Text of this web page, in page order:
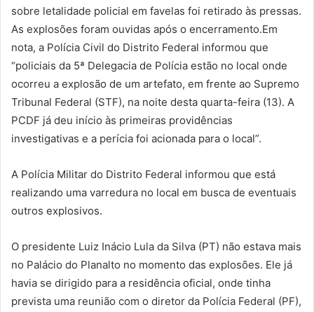
sobre letalidade policial em favelas foi retirado às pressas.
As explosões foram ouvidas após o encerramento.Em
nota, a Polícia Civil do Distrito Federal informou que
“policiais da 5ª Delegacia de Polícia estão no local onde
ocorreu a explosão de um artefato, em frente ao Supremo
Tribunal Federal (STF), na noite desta quarta-feira (13). A
PCDF já deu início às primeiras providências
investigativas e a perícia foi acionada para o local”.
A Polícia Militar do Distrito Federal informou que está
realizando uma varredura no local em busca de eventuais
outros explosivos.
O presidente Luiz Inácio Lula da Silva (PT) não estava mais
no Palácio do Planalto no momento das explosões. Ele já
havia se dirigido para a residência oficial, onde tinha
prevista uma reunião com o diretor da Polícia Federal (PF),